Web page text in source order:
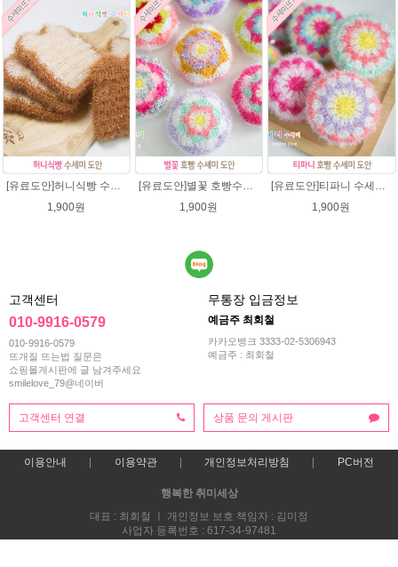
[유료도안]허니식빵 수세미뜨기 코바늘뜨기도안 /수세미뜨기/수세미실/반짝이수세미/반짝이실/수세미실 웰빙수세미 퐁퐁수세미 식빵 코바늘수세미
1,900원
[유료도안]별꽃 호빵수세미뜨기 도안(수세미실은 옵션에서 추가구매 가능)/수세미뜨기/수세미실/반짝이수세미/반짝이실/별수세미 호빵수세미 웰빙수세미 퐁퐁수세미 코바늘수세미
1,900원
[유료도안]티파니 수세미뜨기 도안(수세미실은 옵션에서 추가구매 가능)/수세미뜨기/수세미실/반짝이수세미/반짝이실/웰빙수세미 퐁퐁수세미 코바늘수세미
1,900원
고객센터
010-9916-0579
010-9916-0579
뜨개질 뜨는법 질문은
쇼핑몰게시판에 글 남겨주세요
smilelove_79@네이버
무통장 입금정보
예금주 최회철
카카오뱅크 3333-02-5306943
예금주 : 최회철
고객센터 연결 상품 문의 게시판
이용안내 이용약관 개인정보처리방침 PC버전
행복한 취미세상
대표 : 최회철 ㅣ 개인정보 보호 책임자 : 김미정
사업자 등록번호 : 617-34-97481